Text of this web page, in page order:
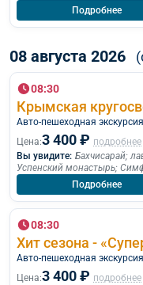
Подробнее
08 августа 2026
08:30
Крымская
Авто-пешеходная экскурсия
Цена:3 400 ₽ подробнее
Вы увидите: Бахчисарай;
Успенский монастырь;
Подробнее
08:30
Хит сезона -
Авто-пешеходная экскурсия
Цена:3 400 ₽ подробнее